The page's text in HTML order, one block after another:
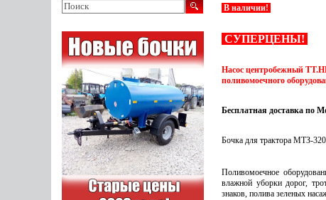
В наличии!
СУПЕРЦЕНЫ!
Насос центробежный
поливомоечного
Бесплатная доставка по
Бочка для трактора МТЗ-
Поливомоечное
влажной уборки дорог,
знаков, полива зеленых